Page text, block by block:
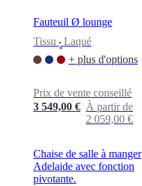
Fauteuil Ø lounge
Tissu
•
Laqué
+ plus d'options
Prix de vente conseillé
3 549,00 € À partir de
2 059,00 €
Chaise de salle à manger
Adelaide avec fonction
pivotante.